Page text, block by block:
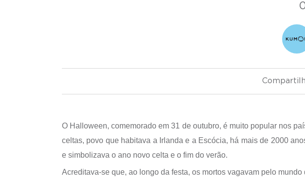
O Halloween, comemorado em 31 de outubro, é muito popular nos
celtas, povo que habitava a Irlanda e a Escócia, há mais de 2000
e simbolizava o ano novo celta e o fim do verão.
Acreditava-se que, ao longo da festa, os mortos vagavam pelo